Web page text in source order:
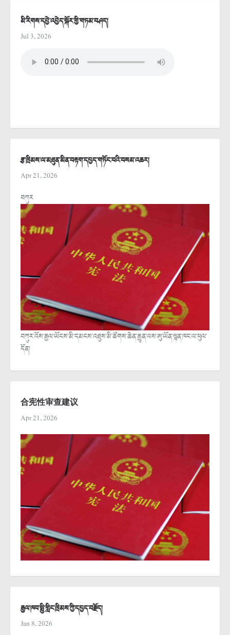
མི་རིགས་དབྱེ་འབྱེད་སྐོར་གྱི་གཏམ་བཤད།
Jul 3, 2026
རྩ་ཁྲིམས་ལ་མཐུན་མིན་བརྟག་དཔྱད་གཏོང་བའི་བསམ་འཆར།
Apr 21, 2026
བཀུར
བཀུར་འོས་རྒྱལ་ཡོངས་མི་དམངས་འཐུས་མི་ཚོགས་ཆེན་རྒྱུན་ལས་ཨུ་ཡོན་ལྷན་ཁང་ལ་ཕུལ་
དོན།
合宪性审查建议
Apr 21, 2026
རྒྱལ་ཁབ་སྤྱི་གླིང་ཁྲིམས་ཀྱི་དཔྱད་བརྗོད།
Jan 8, 2026